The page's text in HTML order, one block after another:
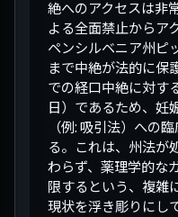
絶へのアクセスは非
よる全面禁止からア
ペンシルベニア州ピ
まで中絶が法的に保
での経口中絶に対す
日）であるため、妊
（例: 吸引法）への
る。これは、州法が
わらず、薬理学的な
限するという、複雑
現状を浮き彫りにし